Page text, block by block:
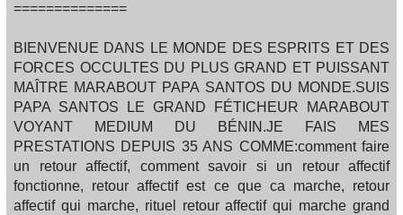
==============
BIENVENUE DANS LE MONDE DES ESPRITS ET DES
FORCES OCCULTES DU PLUS GRAND ET PUISSANT
MAÎTRE MARABOUT PAPA SANTOS DU MONDE.SUIS
PAPA SANTOS LE GRAND FÉTICHEUR MARABOUT
VOYANT MEDIUM DU BÉNIN.JE FAIS MES
PRESTATIONS DEPUIS 35 ANS COMME:comment faire
un retour affectif, comment savoir si un retour affectif
fonctionne, retour affectif est ce que ca marche, retour
affectif qui marche, rituel retour affectif qui marche grand